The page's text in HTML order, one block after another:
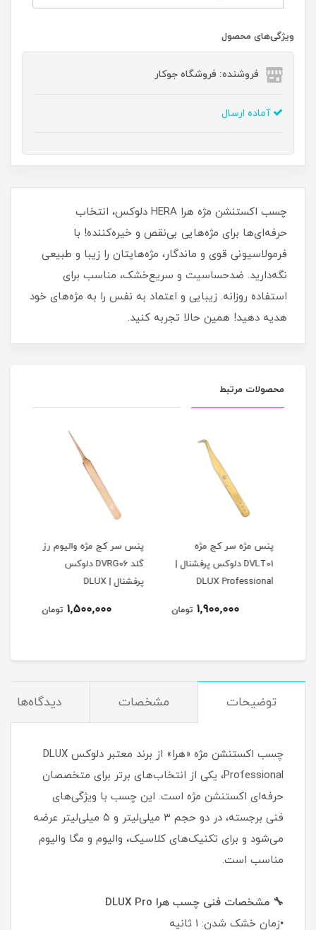
ویژگی‌های محصول
فروشنده: فروشگاه جوکار
آماده ارسال
چسب اکستنشن مژه هرا HERA دلوکس، انتخاب
حرفه‌ای‌ها برای مژه‌هایی بی‌نقص و خیره‌کننده! با
فرمولاسیونی قوی و ماندگار، مژه‌هایتان را زیبا و طبیعی
نگه‌دارید. ضدحساسیت و سریع‌خشک، مناسب برای
استفاده روزانه. زیبایی و اعتماد به نفس را به مژه‌های خود
هدیه دهید! همین حالا تجربه کنید.
محصولات مرتبط
پنس مژه سر کج مژه
DVLT01 دلوکس پرفشنال |
DLUX Professional
1,900,000 تومان
پنس سر کج مژه والیوم رز
گلد DVRG06 دلوکس
پرفشنال | DLUX
1,500,000 تومان
توضیحات مشخصات دیدگاه‌ها
چسب اکستنشن مژه «هرا» از برند معتبر دلوکس DLUX
Professional، یکی از انتخاب‌های برتر برای متخصصان
حرفه‌ای اکستنشن مژه است. این چسب با ویژگی‌های
فنی برجسته، در دو حجم ۳ میلی‌لیتر و ۵ میلی‌لیتر عرضه
می‌شود و برای تکنیک‌های کلاسیک، والیوم و مگا والیوم
مناسب است.
🔧 مشخصات فنی چسب هرا DLUX Pro
•زمان خشک شدن: ۱ ثانیه